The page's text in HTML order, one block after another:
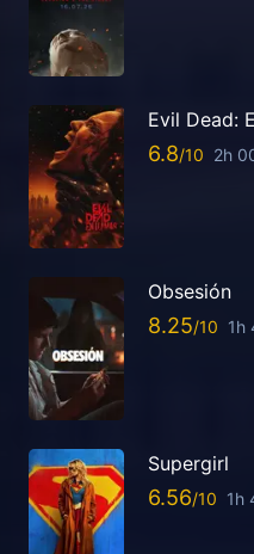
Evil Dead:
6.8 2h
Obsesión
8.25 1h
Supergirl
6.56 1h